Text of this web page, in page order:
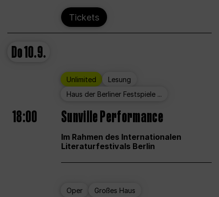
Tickets
Do10.9.
Unlimited
Lesung
Haus der Berliner Festspiele ...
18:00 Sunville Performance
Im Rahmen des Internationalen
Literaturfestivals Berlin
Oper Großes Haus